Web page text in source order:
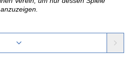
anzuzeigen.